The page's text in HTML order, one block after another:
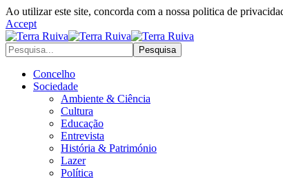
Ao utilizar este site, concorda com a nossa politica de
Accept
Concelho
Sociedade
Ambiente & Ciência
Cultura
Educação
Entrevista
História & Património
Lazer
Política